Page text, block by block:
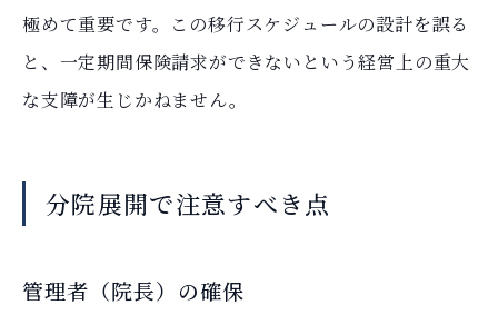
極めて重要です。この移行スケジュールの設計を誤る
と、一定期間保険請求ができないという経営上の重大
な支障が生じかねません。
分院展開で注意すべき点
管理者（院長）の確保